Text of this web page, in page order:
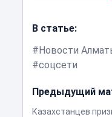
В статье:
Новости
соцсети
Предыдущий
Казахстанцев